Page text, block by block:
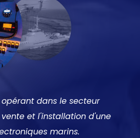
opérant dans le secteur
et l'installation d'une
marins.